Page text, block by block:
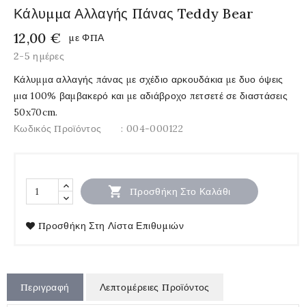
Κάλυμμα Αλλαγής Πάνας Teddy Bear
12,00 €
με ΦΠΑ
2-5 ημέρες
Κάλυμμα αλλαγής πάνας με σχέδιο αρκουδάκια με δυο όψεις
μια 100% βαμβακερό και με αδιάβροχο πετσετέ σε διαστάσεις
50x70cm.
Κωδικός Προϊόντος
: 004-000122
 Προσθήκη Στο Καλάθι
Προσθήκη Στη Λίστα Επιθυμιών
Περιγραφή Λεπτομέρειες Προϊόντος